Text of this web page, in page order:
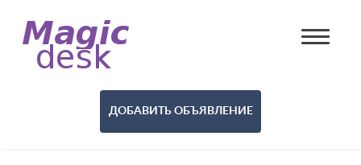
ДОБАВИТЬ ОБЪЯВЛЕНИЕ